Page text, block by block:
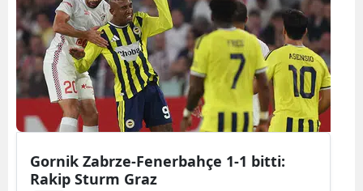
Gornik Zabrze-Fenerbahçe 1-1 bitti:
Rakip Sturm Graz